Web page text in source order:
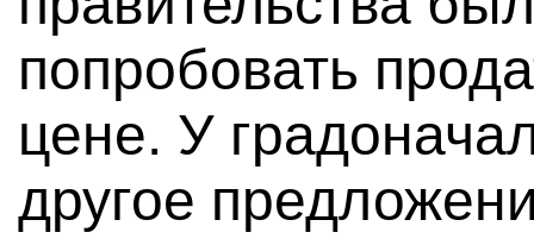
попробовать
цене. У
другое